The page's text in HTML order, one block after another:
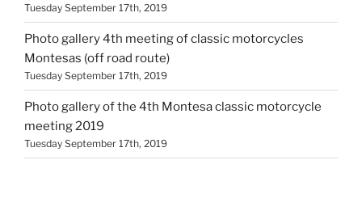
Tuesday September 17th, 2019
Photo gallery 4th meeting of classic motorcycles
Montesas (off road route)
Tuesday September 17th, 2019
Photo gallery of the 4th Montesa classic motorcycle
meeting 2019
Tuesday September 17th, 2019